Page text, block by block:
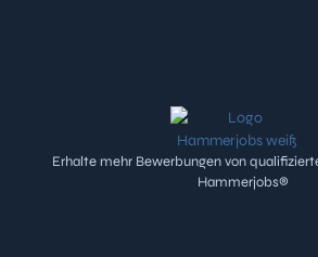
Erhalte mehr Bewerbungen von
Hammerjobs®